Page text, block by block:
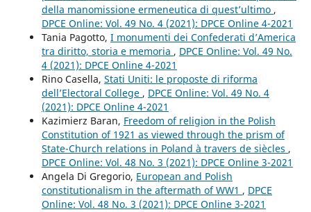
della manomissione ermeneutica di quest’ultimo ,
DPCE Online: Vol. 49 No. 4 (2021): DPCE Online 4-2021
Tania Pagotto, I monumenti dei Confederati d’America
tra diritto, storia e memoria , DPCE Online: Vol. 49 No.
4 (2021): DPCE Online 4-2021
Rino Casella, Stati Uniti: le proposte di riforma
dell’Electoral College , DPCE Online: Vol. 49 No. 4
(2021): DPCE Online 4-2021
Kazimierz Baran, Freedom of religion in the Polish
Constitution of 1921 as viewed through the prism of
State-Church relations in Poland à travers de siècles ,
DPCE Online: Vol. 48 No. 3 (2021): DPCE Online 3-2021
Angela Di Gregorio, European and Polish
constitutionalism in the aftermath of WW1 , DPCE
Online: Vol. 48 No. 3 (2021): DPCE Online 3-2021